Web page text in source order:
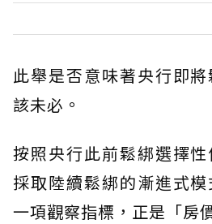
此舉是否意味著央行即
該未必。
按照央行此前鬆綁選擇
採取陸續鬆綁的漸進式
一項觀察指標，正是「房